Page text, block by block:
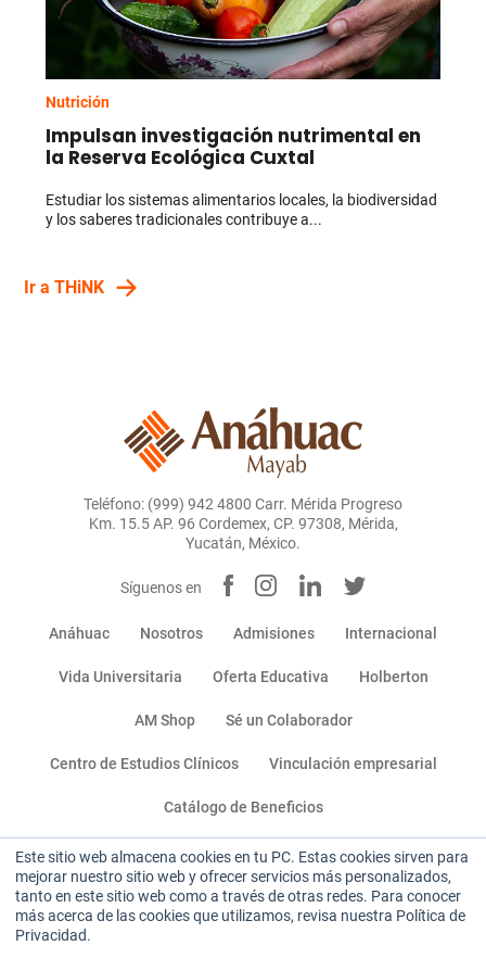
Este sitio web almacena cookies en tu PC. Estas cookies sirven para
mejorar nuestro sitio web y ofrecer servicios más personalizados,
tanto en este sitio web como a través de otras redes. Para conocer
más acerca de las cookies que utilizamos, revisa nuestra Política de
Privacidad.
Nutrición
Impulsan investigación nutrimental en
la Reserva Ecológica Cuxtal
Estudiar los sistemas alimentarios locales, la biodiversidad
y los saberes tradicionales contribuye a...
Ir a THiNK
Teléfono: (999) 942 4800 Carr. Mérida Progreso
Km. 15.5 AP. 96 Cordemex, CP. 97308, Mérida,
Yucatán, México.
Síguenos en
Anáhuac Nosotros Admisiones Internacional
Vida Universitaria Oferta Educativa Holberton
AM Shop Sé un Colaborador
Centro de Estudios Clínicos Vinculación empresarial
Catálogo de Beneficios
Miembro de: